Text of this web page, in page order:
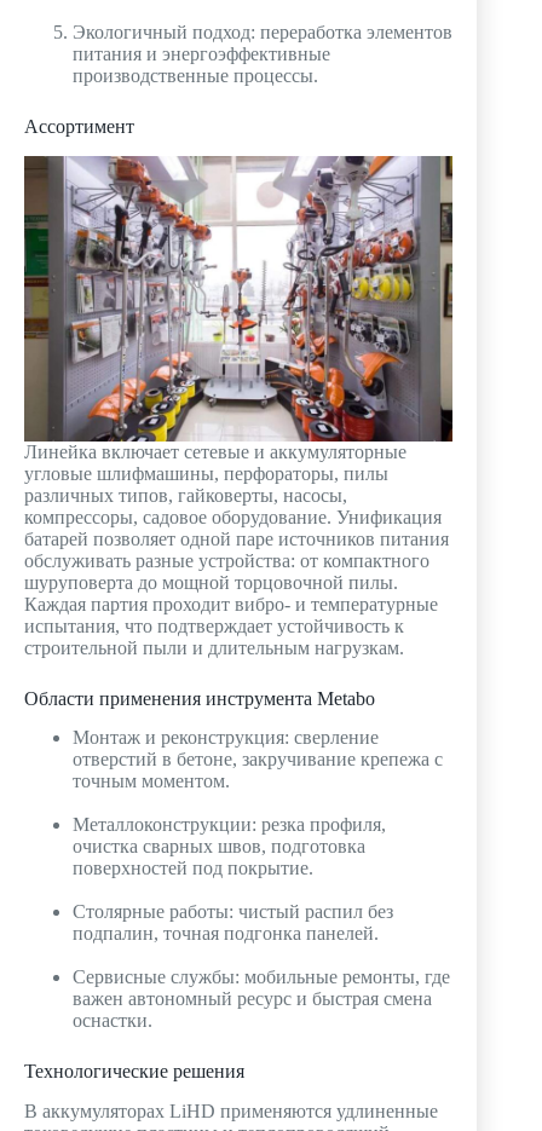
Экологичный подход: переработка элементов
питания и энергоэффективные
производственные процессы.
Ассортимент
Линейка включает сетевые и аккумуляторные
угловые шлифмашины, перфораторы, пилы
различных типов, гайковерты, насосы,
компрессоры, садовое оборудование. Унификация
батарей позволяет одной паре источников питания
обслуживать разные устройства: от компактного
шуруповерта до мощной торцовочной пилы.
Каждая партия проходит вибро‑ и температурные
испытания, что подтверждает устойчивость к
строительной пыли и длительным нагрузкам.
Области применения инструмента Metabo
Монтаж и реконструкция: сверление
отверстий в бетоне, закручивание крепежа с
точным моментом.
Металлоконструкции: резка профиля,
очистка сварных швов, подготовка
поверхностей под покрытие.
Столярные работы: чистый распил без
подпалин, точная подгонка панелей.
Сервисные службы: мобильные ремонты, где
важен автономный ресурс и быстрая смена
оснастки.
Технологические решения
В аккумуляторах LiHD применяются удлиненные